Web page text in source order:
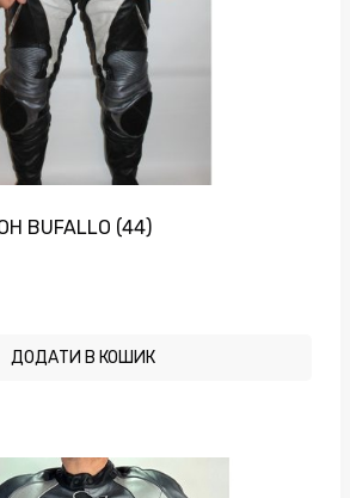
BUFALLO (44)
ДОДАТИ В КОШИК